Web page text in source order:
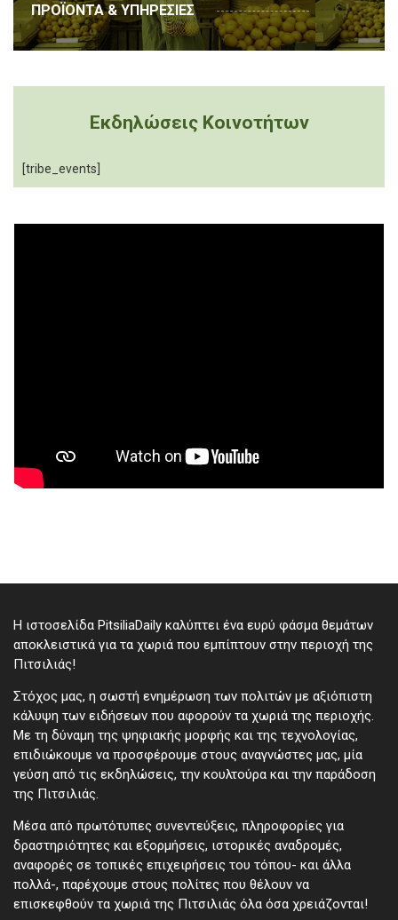
ΠΡΟΪΟΝΤΑ & ΥΠΗΡΕΣΙΕΣ
Εκδηλώσεις Κοινοτήτων
[tribe_events]
Η ιστοσελίδα PitsiliaDaily καλύπτει ένα ευρύ φάσμα θεμάτων
αποκλειστικά για τα χωριά που εμπίπτουν στην περιοχή της
Πιτσιλιάς!
Στόχος μας, η σωστή ενημέρωση των πολιτών με αξιόπιστη
κάλυψη των ειδήσεων που αφορούν τα χωριά της περιοχής.
Με τη δύναμη της ψηφιακής μορφής και της τεχνολογίας,
επιδιώκουμε να προσφέρουμε στους αναγνώστες μας, μία
γεύση από τις εκδηλώσεις, την κουλτούρα και την παράδοση
της Πιτσιλιάς.
Μέσα από πρωτότυπες συνεντεύξεις, πληροφορίες για
δραστηριότητες και εξορμήσεις, ιστορικές αναδρομές,
αναφορές σε τοπικές επιχειρήσεις του τόπου- και άλλα
πολλά-, παρέχουμε στους πολίτες που θέλουν να
επισκεφθούν τα χωριά της Πιτσιλιάς όλα όσα χρειάζονται!